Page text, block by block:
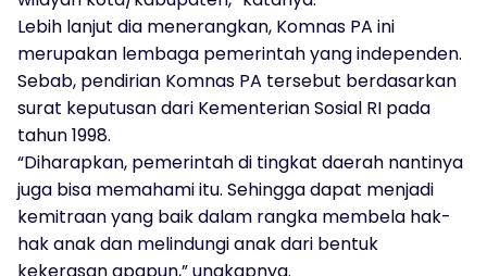
Lebih lanjut dia menerangkan, Komnas PA ini
merupakan lembaga pemerintah yang independen.
Sebab, pendirian Komnas PA tersebut berdasarkan
surat keputusan dari Kementerian Sosial RI pada
tahun 1998.
“Diharapkan, pemerintah di tingkat daerah nantinya
juga bisa memahami itu. Sehingga dapat menjadi
kemitraan yang baik dalam rangka membela hak-
hak anak dan melindungi anak dari bentuk
kekerasan apapun,” ungkapnya.